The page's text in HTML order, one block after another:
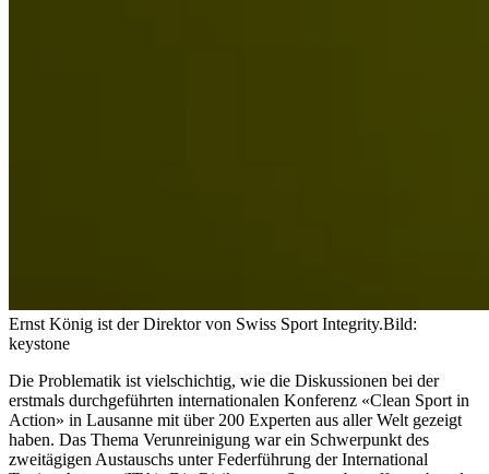
Ernst König ist der Direktor von Swiss Sport Integrity.Bild:
keystone
Die Problematik ist vielschichtig, wie die Diskussionen bei der
erstmals durchgeführten internationalen Konferenz «Clean Sport in
Action» in Lausanne mit über 200 Experten aus aller Welt gezeigt
haben. Das Thema Verunreinigung war ein Schwerpunkt des
zweitägigen Austauschs unter Federführung der International